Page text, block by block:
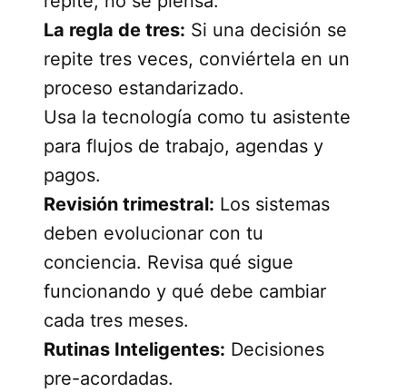
La regla de tres: Si una decisión se
repite tres veces, conviértela en un
proceso estandarizado.
Usa la tecnología como tu asistente
para flujos de trabajo, agendas y
pagos.
Revisión trimestral: Los sistemas
deben evolucionar con tu
conciencia. Revisa qué sigue
funcionando y qué debe cambiar
cada tres meses.
Rutinas Inteligentes: Decisiones
pre-acordadas.